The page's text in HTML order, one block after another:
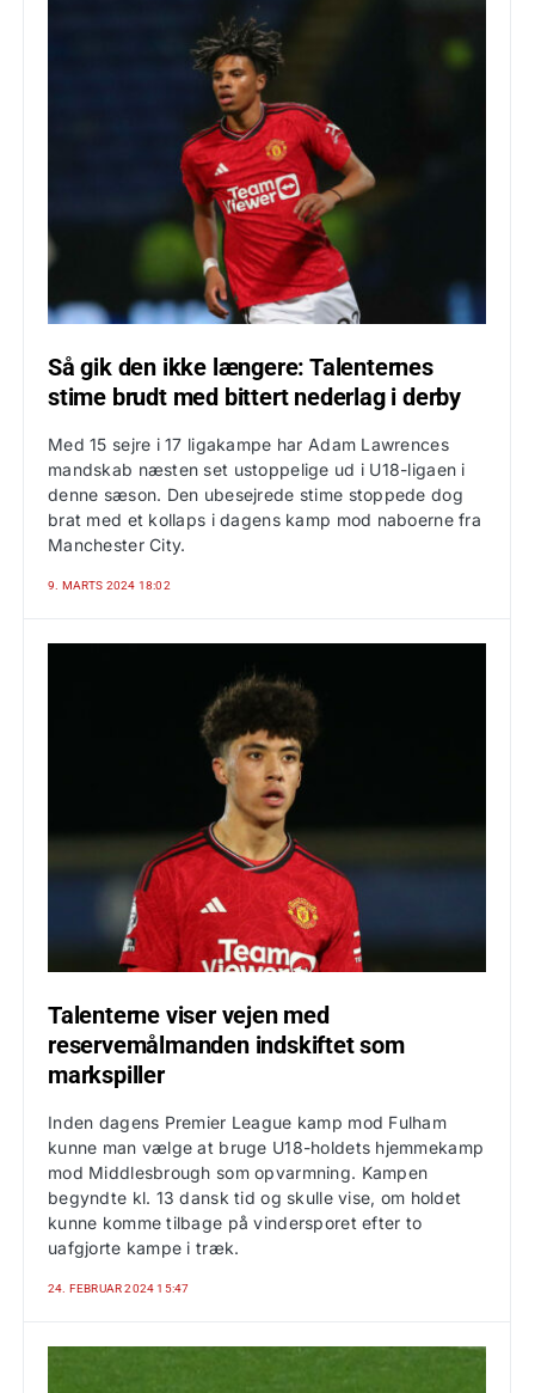
Så gik den ikke længere: Talenternes
stime brudt med bittert nederlag i derby
Med 15 sejre i 17 ligakampe har Adam Lawrences
mandskab næsten set ustoppelige ud i U18-ligaen i
denne sæson. Den ubesejrede stime stoppede dog
brat med et kollaps i dagens kamp mod naboerne fra
Manchester City.
9. MARTS 2024 18:02
Talenterne viser vejen med
reservemålmanden indskiftet som
markspiller
Inden dagens Premier League kamp mod Fulham
kunne man vælge at bruge U18-holdets hjemmekamp
mod Middlesbrough som opvarmning. Kampen
begyndte kl. 13 dansk tid og skulle vise, om holdet
kunne komme tilbage på vindersporet efter to
uafgjorte kampe i træk.
24. FEBRUAR 2024 15:47